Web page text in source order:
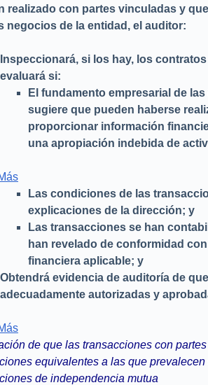
realizado con partes vinculadas y
negocios de la entidad, el auditor:
Inspeccionará, si los hay, los
evaluará si:
El fundamento empresarial de
sugiere que pueden haberse
proporcionar información
una apropiación indebida de
Las condiciones de las
explicaciones de la dirección; y
Las transacciones se han
han revelado de conformidad
financiera aplicable; y
Obtendrá evidencia de auditoría de
adecuadamente autorizadas y
de que las transacciones con
equivalentes a las que
de independencia mutua